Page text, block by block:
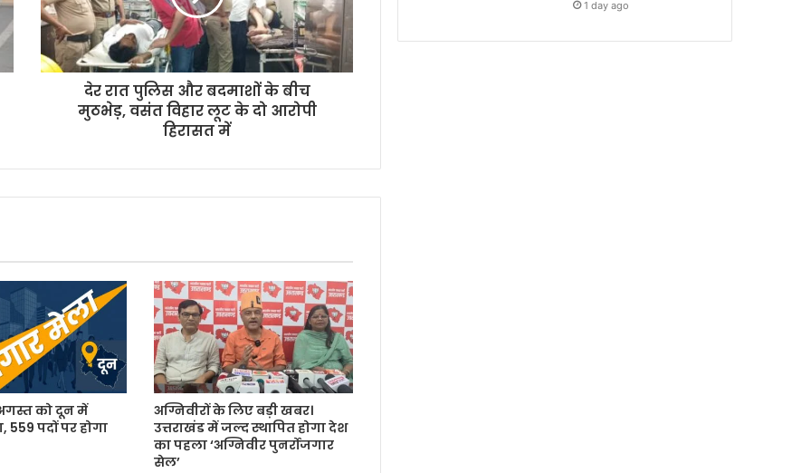
देर रात पुलिस और बदमाशों के बीच
मुठभेड़, वसंत विहार लूट के दो आरोपी
हिरासत में
अगस्त को दून में
559 पदों पर होगा
अग्निवीरों के लिए बड़ी खबर।
उत्तराखंड में जल्द स्थापित होगा देश
का पहला ‘अग्निवीर पुनर्रोजगार
सेल’
1 day ago